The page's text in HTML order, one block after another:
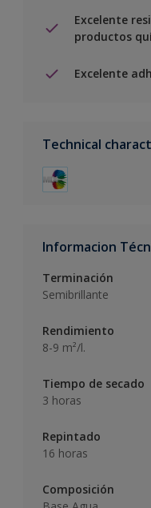
Excelente
productos
Excelente
Technical
Informacion
Terminación
Semibrillante
Rendimiento
8-9 m²/l.
Tiempo de secado
3 horas
Repintado
16 horas
Composición